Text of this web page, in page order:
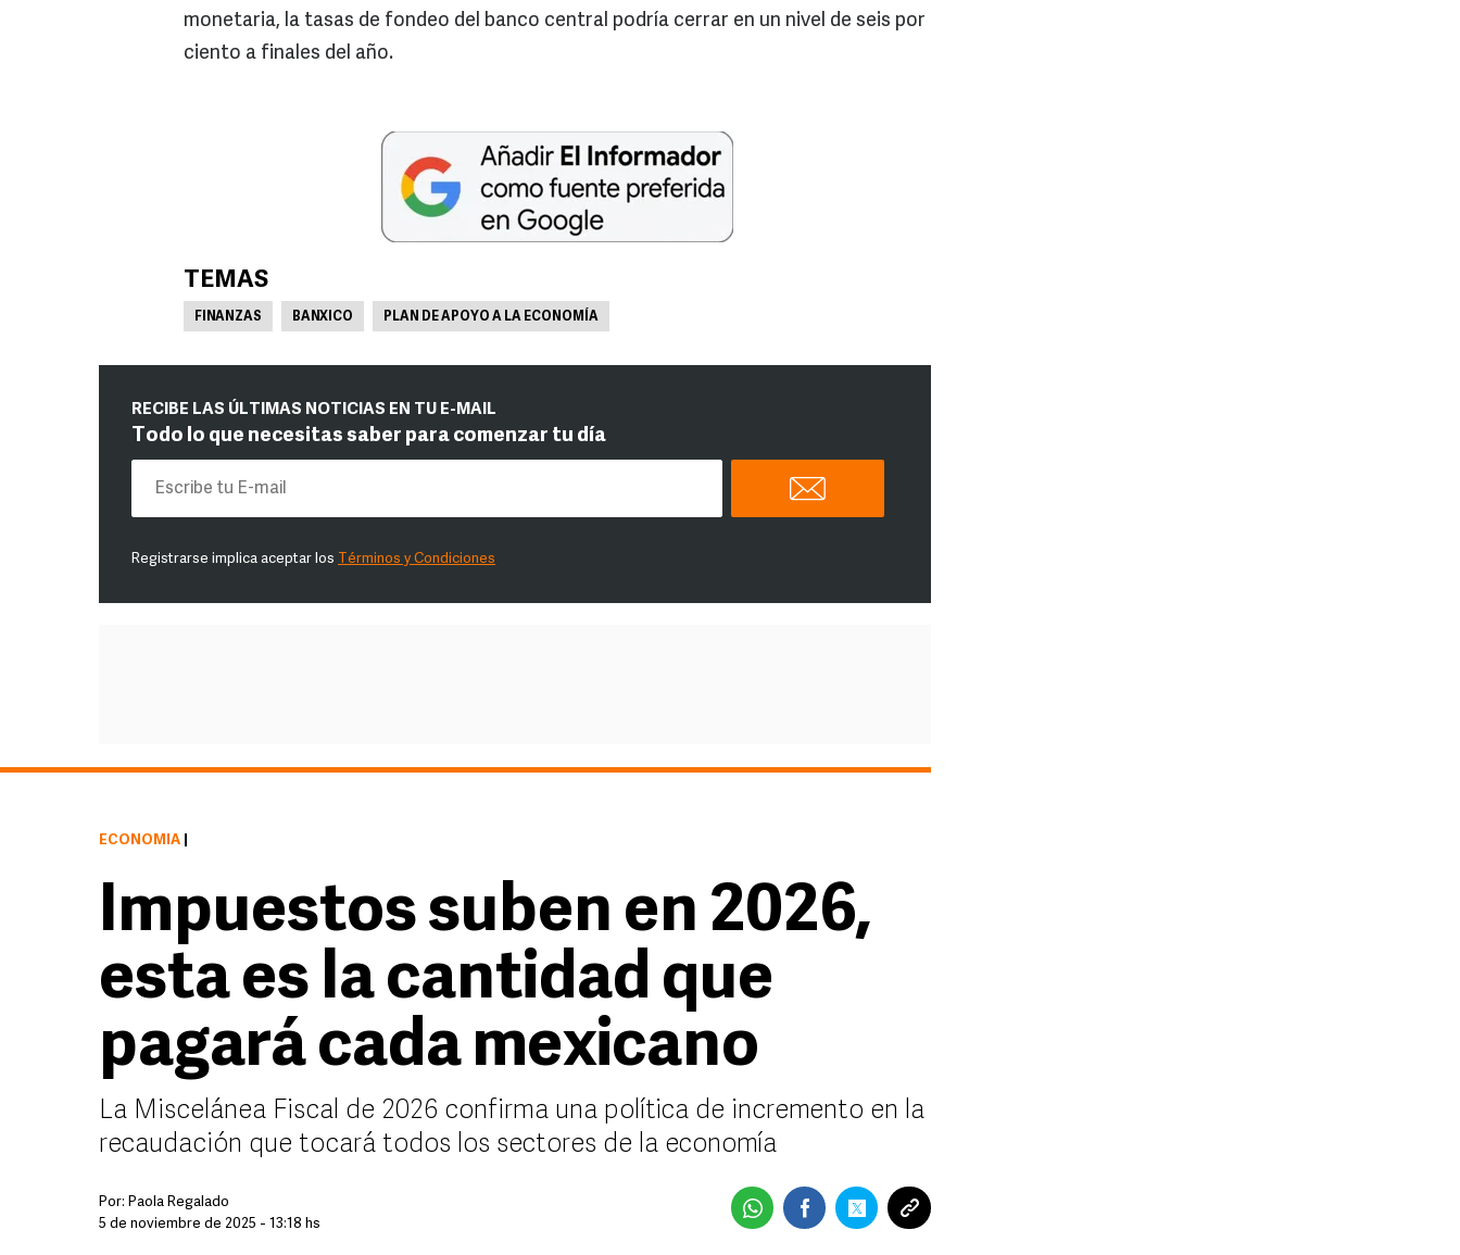
monetaria, la tasas de fondeo del banco central podría cerrar en un nivel de seis por
ciento a finales del año.
TEMAS
FINANZAS BANXICO PLAN DE APOYO A LA ECONOMÍA
RECIBE LAS ÚLTIMAS NOTICIAS EN TU E-MAIL
Todo lo que necesitas saber para comenzar tu día
Registrarse implica aceptar los Términos y Condiciones
ECONOMÍA
Impuestos suben en 2026,
esta es la cantidad que
pagará cada mexicano
La Miscelánea Fiscal de 2026 confirma una política de incremento en la
recaudación que tocará todos los sectores de la economía
Por: Paola Regalado
5 de noviembre de 2025 - 13:18 hs